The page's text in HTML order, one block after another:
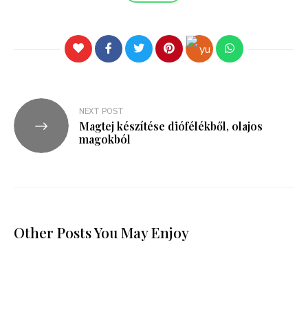
NEXT POST
Magtej készítése diófélékből, olajos
magokból
Other Posts You May Enjoy